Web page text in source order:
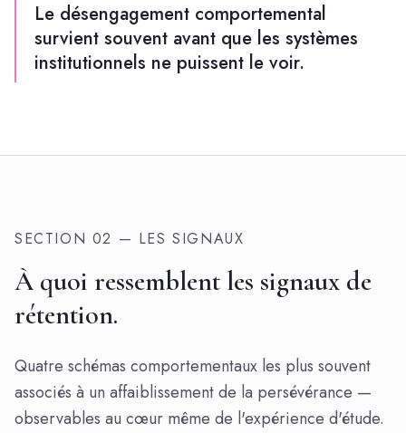
Le désengagement comportemental
survient souvent avant que les systèmes
institutionnels ne puissent le voir.
SECTION 02 — LES SIGNAUX
À quoi ressemblent les signaux de
rétention.
Quatre schémas comportementaux les plus souvent
associés à un affaiblissement de la persévérance —
observables au cœur même de l'expérience d'étude.